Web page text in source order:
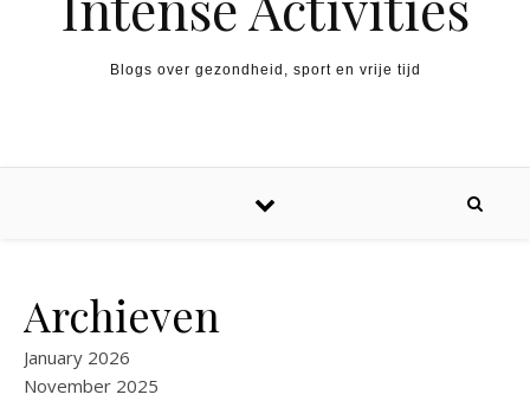
Blogs over gezondheid, sport en vrije tijd
Archieven
January 2026
November 2025